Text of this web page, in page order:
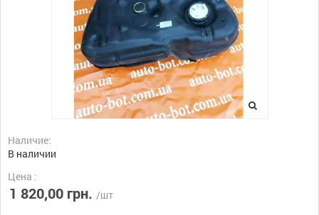
Наличие:
В наличии
Цена :
1 820,00 грн. /шт